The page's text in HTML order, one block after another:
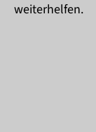
weiterhelfen.